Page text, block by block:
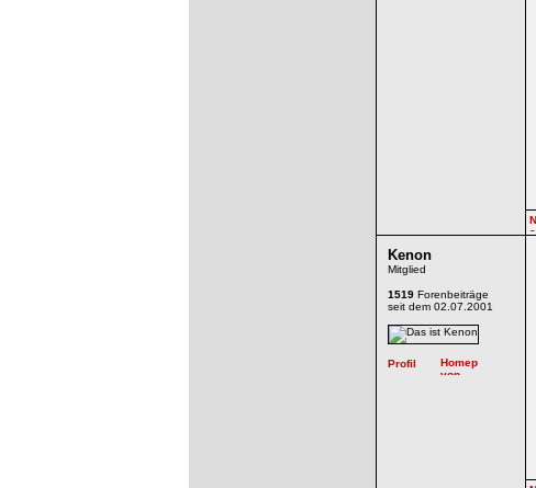
Kenon
Mitglied
1519 Forenbeiträge
seit dem 02.07.2001